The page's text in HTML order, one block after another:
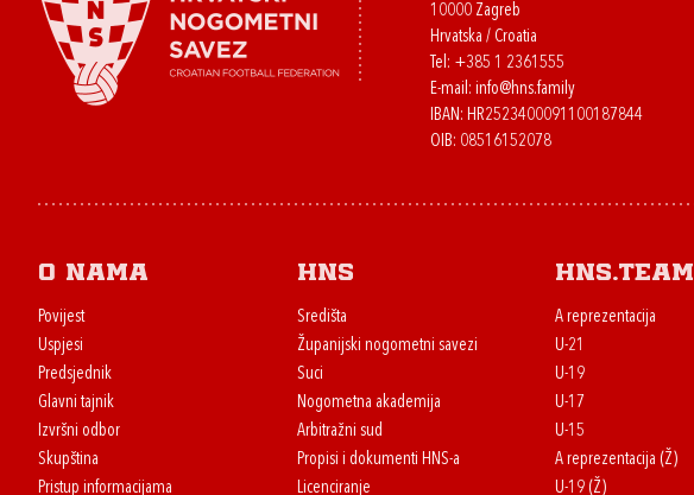
10000 Zagreb
Hrvatska / Croatia
Tel: +385 1 2361555
E-mail: info@hns.family
IBAN: HR2523400091100187844
OIB: 08516152078
O nama
Povijest
Uspjesi
Predsjednik
Glavni tajnik
Izvršni odbor
Skupština
Pristup informacijama
HNS
Središta
Županijski nogometni savezi
Suci
Nogometna akademija
Arbitražni sud
Propisi i dokumenti HNS-a
Licenciranje
HNS.team
A reprezentacija
U-21
U-19
U-17
U-15
A reprezentacija (Ž)
U-19 (Ž)